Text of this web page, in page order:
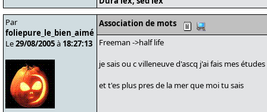
Par
foliepure_le_bien_aimé
Le29/08/2005à 18:27:13
Association de mots
Freeman ->half life
je sais ou c villeneuve d'ascq j'ai fais mes études
et t'es plus pres de la mer que moi tu sais